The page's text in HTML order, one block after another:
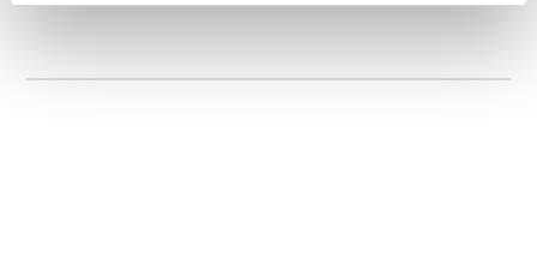
Dine valg anvendes på hele websitet.